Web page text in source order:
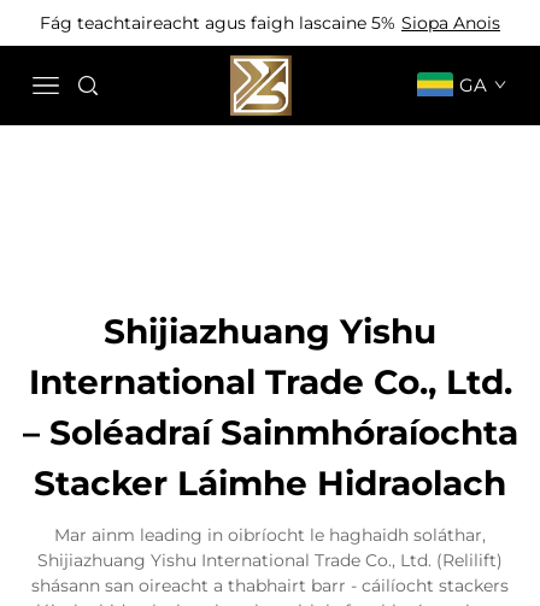
Fág teachtaireacht agus faigh lascaine 5% Siopa Anois
GA
Shijiazhuang Yishu
International Trade Co., Ltd.
– Soléadraí Sainmhóraíochta
Stacker Láimhe Hidraolach
Mar ainm leading in oibríocht le haghaidh soláthar,
Shijiazhuang Yishu International Trade Co., Ltd. (Relilift)
shásann san oireacht a thabhairt barr - cáilíocht stackers